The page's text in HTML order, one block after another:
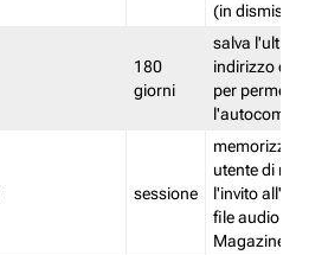
(in
180
giorni
salva l'ultimo
indirizzo di
per
sessione
memorizza
utente di
l'invito
file audio del
Magazine